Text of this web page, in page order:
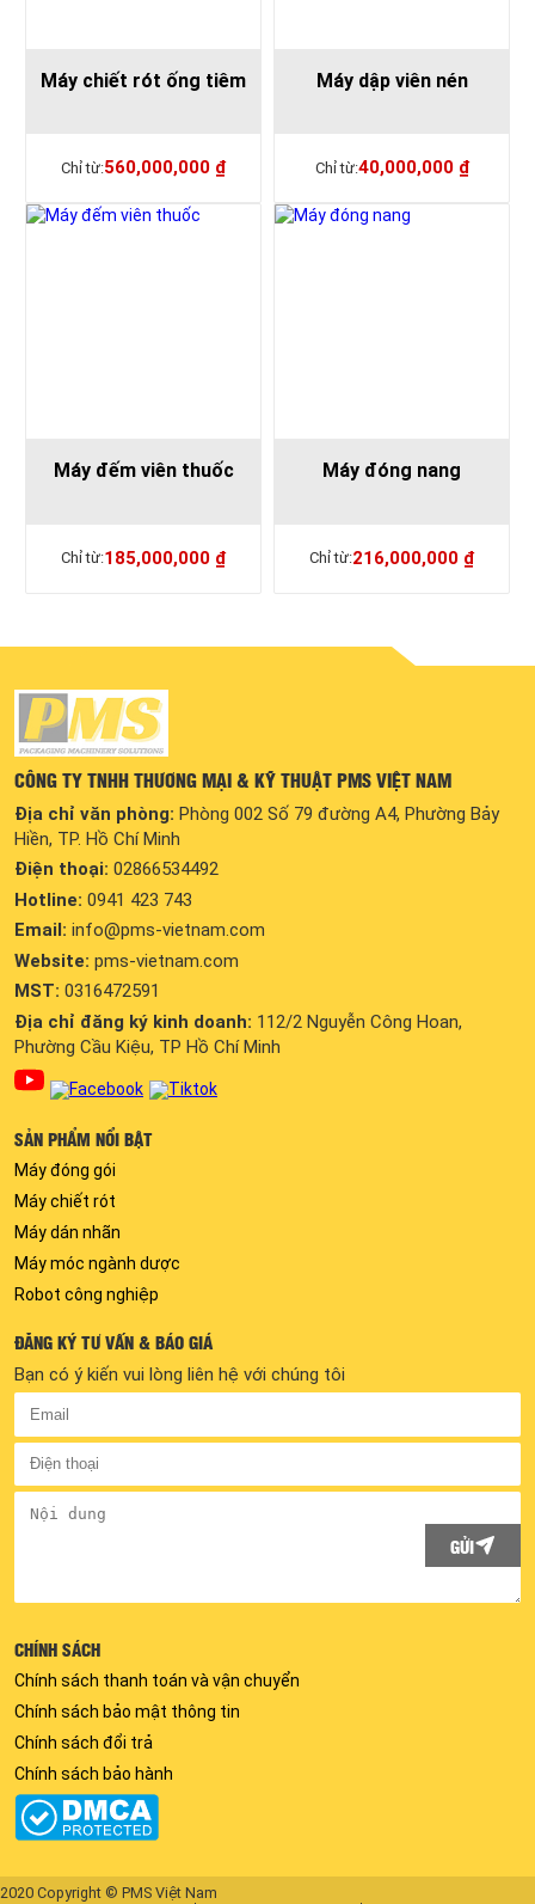
Máy chiết rót ống tiêm
560,000,000 ₫
Máy dập viên nén
40,000,000 ₫
Máy đếm viên thuốc
185,000,000 ₫
Máy đóng nang
216,000,000 ₫
CÔNG TY TNHH THƯƠNG MẠI & KỸ THUẬT PMS VIỆT NAM
Địa chỉ văn phòng: Phòng 002 Số 79 đường A4, Phường Bảy
Hiền, TP. Hồ Chí Minh
Điện thoại: 02866534492
Hotline: 0941 423 743
Email: info@pms-vietnam.com
Website: pms-vietnam.com
MST: 0316472591
Địa chỉ đăng ký kinh doanh: 112/2 Nguyễn Công Hoan,
Phường Cầu Kiệu, TP Hồ Chí Minh
SẢN PHẨM NỔI BẬT
Máy đóng gói
Máy chiết rót
Máy dán nhãn
Máy móc ngành dược
Robot công nghiệp
ĐĂNG KÝ TƯ VẤN & BÁO GIÁ
Bạn có ý kiến vui lòng liên hệ với chúng tôi
GỬI
CHÍNH SÁCH
Chính sách thanh toán và vận chuyển
Chính sách bảo mật thông tin
Chính sách đổi trả
Chính sách bảo hành
2020 Copyright © PMS Việt Nam